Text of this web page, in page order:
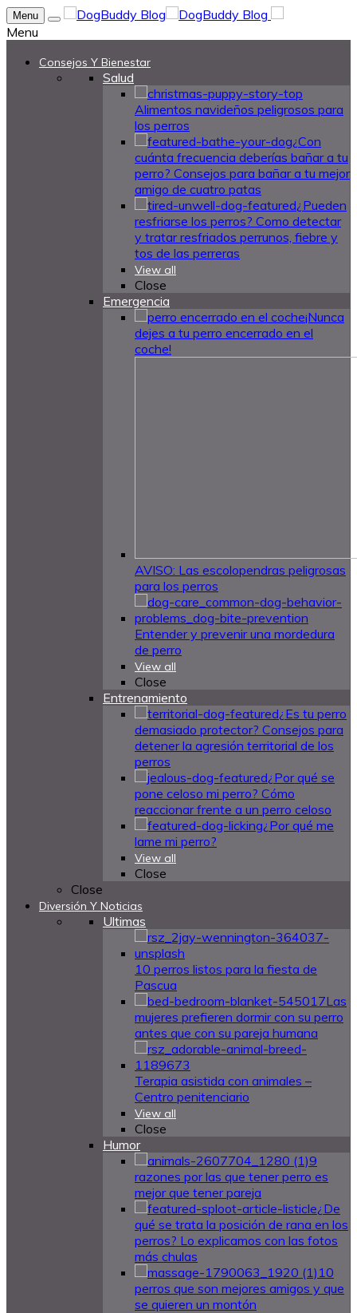
Menu
Menu
Consejos Y Bienestar
Salud
Alimentos navideños peligrosos para
los perros
¿Con
cuánta frecuencia deberías bañar a tu
perro? Consejos para bañar a tu mejor
amigo de cuatro patas
¿Pueden
resfriarse los perros? Como detectar
y tratar resfriados perrunos, fiebre y
tos de las perreras
View all
Close
Emergencia
¡Nunca
dejes a tu perro encerrado en el
coche!
AVISO: Las escolopendras peligrosas
para los perros
Entender y prevenir una mordedura
de perro
View all
Close
Entrenamiento
¿Es tu perro
demasiado protector? Consejos para
detener la agresión territorial de los
perros
¿Por qué se
pone celoso mi perro? Cómo
reaccionar frente a un perro celoso
¿Por qué me
lame mi perro?
View all
Close
Close
Diversión Y Noticias
Ultimas
10 perros listos para la fiesta de
Pascua
Las
mujeres prefieren dormir con su perro
antes que con su pareja humana
Terapia asistida con animales –
Centro penitenciario
View all
Close
Humor
9
razones por las que tener perro es
mejor que tener pareja
¿De
qué se trata la posición de rana en los
perros? Lo explicamos con las fotos
más chulas
10
perros que son mejores amigos y que
se quieren un montón